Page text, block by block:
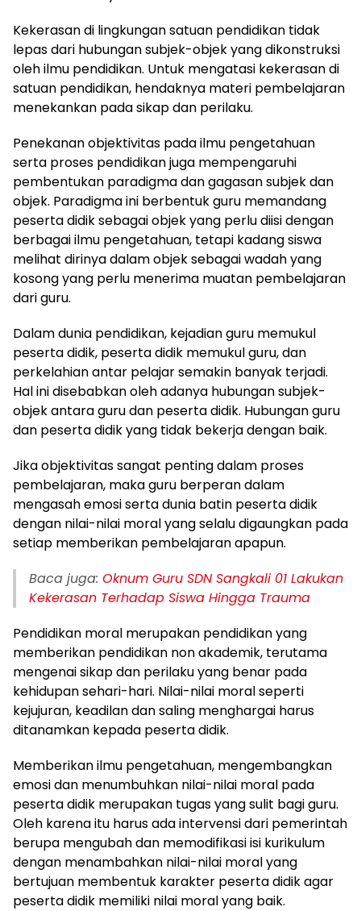
Kekerasan di lingkungan satuan pendidikan tidak
lepas dari hubungan subjek-objek yang dikonstruksi
oleh ilmu pendidikan. Untuk mengatasi kekerasan di
satuan pendidikan, hendaknya materi pembelajaran
menekankan pada sikap dan perilaku.
Penekanan objektivitas pada ilmu pengetahuan
serta proses pendidikan juga mempengaruhi
pembentukan paradigma dan gagasan subjek dan
objek. Paradigma ini berbentuk guru memandang
peserta didik sebagai objek yang perlu diisi dengan
berbagai ilmu pengetahuan, tetapi kadang siswa
melihat dirinya dalam objek sebagai wadah yang
kosong yang perlu menerima muatan pembelajaran
dari guru.
Dalam dunia pendidikan, kejadian guru memukul
peserta didik, peserta didik memukul guru, dan
perkelahian antar pelajar semakin banyak terjadi.
Hal ini disebabkan oleh adanya hubungan subjek-
objek antara guru dan peserta didik. Hubungan guru
dan peserta didik yang tidak bekerja dengan baik.
Jika objektivitas sangat penting dalam proses
pembelajaran, maka guru berperan dalam
mengasah emosi serta dunia batin peserta didik
dengan nilai-nilai moral yang selalu digaungkan pada
setiap memberikan pembelajaran apapun.
Baca juga: Oknum Guru SDN Sangkali 01 Lakukan
Kekerasan Terhadap Siswa Hingga Trauma
Pendidikan moral merupakan pendidikan yang
memberikan pendidikan non akademik, terutama
mengenai sikap dan perilaku yang benar pada
kehidupan sehari-hari. Nilai-nilai moral seperti
kejujuran, keadilan dan saling menghargai harus
ditanamkan kepada peserta didik.
Memberikan ilmu pengetahuan, mengembangkan
emosi dan menumbuhkan nilai-nilai moral pada
peserta didik merupakan tugas yang sulit bagi guru.
Oleh karena itu harus ada intervensi dari pemerintah
berupa mengubah dan memodifikasi isi kurikulum
dengan menambahkan nilai-nilai moral yang
bertujuan membentuk karakter peserta didik agar
peserta didik memiliki nilai moral yang baik.